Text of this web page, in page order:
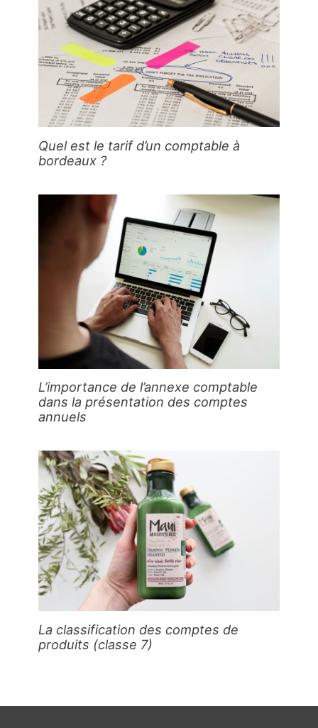
Quel est le tarif d’un comptable à
bordeaux ?
L’importance de l’annexe comptable
dans la présentation des comptes
annuels
La classification des comptes de
produits (classe 7)